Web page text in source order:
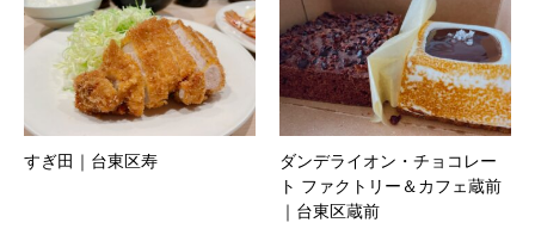
すぎ田｜台東区寿
ダンデライオン・チョコレー
ト ファクトリー＆カフェ蔵前
｜台東区蔵前